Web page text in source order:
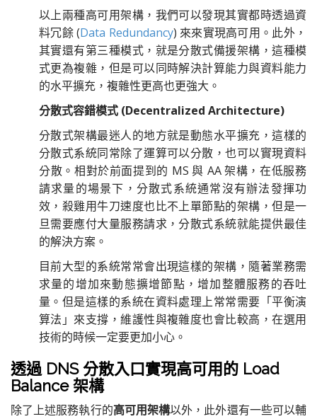
以上兩種高可用架構，我們可以發現其實都時透過資
料冗餘 (Data Redundancy) 來來實現高可用。此外，
其實還有第三種模式，就是分散式備援架構，這種模
式更為複雜，但是可以同時解決計算能力與資料能力
的水平擴充，複雜性更高也更強大。
分散式容錯模式 (Decentralized Architecture)
分散式架構最迷人的地方就是動態水平擴充，這樣的
分散式系統同常除了運算可以分散，也可以實現資料
分散。相對於前面提到的 MS 與 AA 架構，在低服務
請求量的場景下，分散式系統通常沒有辦法發揮功
效，殺雞用牛刀速度也比不上單節點的架構，但是一
旦需要應付大量服務請求，分散式系統就能提供最佳
的解決方案。
目前大型的系統常常會出現這樣的架構，隨著業務需
求量的增加來動態擴增節點，增加整體服務的吞吐
量。但是這樣的系統在資料處理上常常需要「平衡演
算法」來支撐，維護性與複雜度也會比較高，在選用
技術的時候一定要更加小心。
透過 DNS 分散入口實現高可用的 Load
Balance 架構
除了上述服務執行的高可用架構以外，此外還有一些可以輔